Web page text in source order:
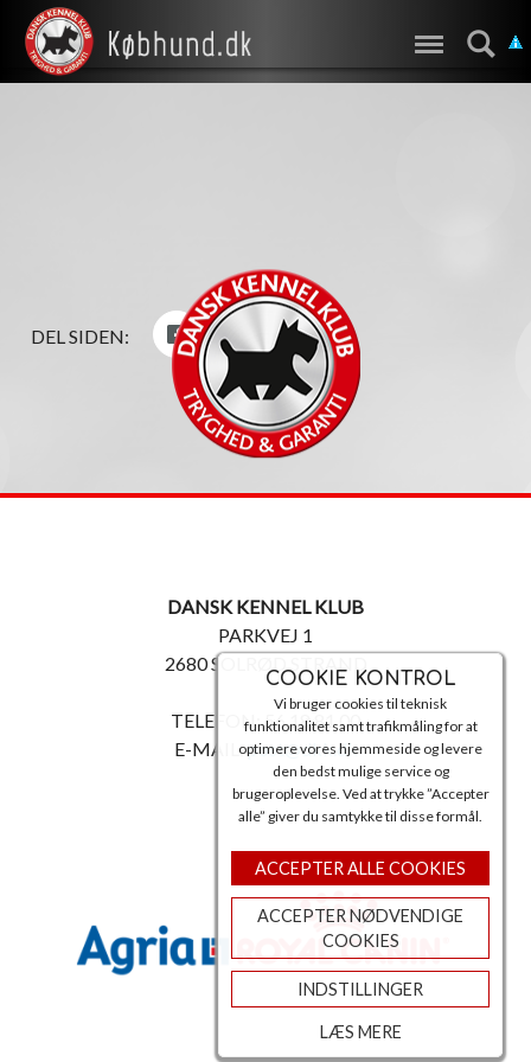
COOKIE KONTROL
Vi bruger cookies til teknisk
funktionalitet samt trafikmåling for at
optimere vores hjemmeside og levere
den bedst mulige service og
brugeroplevelse. Ved at trykke ”Accepter
alle” giver du samtykke til disse formål.
ACCEPTER ALLE COOKIES
ACCEPTER NØDVENDIGE
COOKIES
INDSTILLINGER
LÆS MERE
DEL SIDEN:
DANSK KENNEL KLUB
PARKVEJ 1
2680 SOLRØD STRAND
TELEFON: 56 18 81 00
E-MAIL:post@dkk.dk